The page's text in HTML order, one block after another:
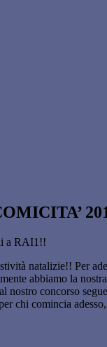
a RAI1!!
natalizie!! Per
abbiamo la
nostro concorso
chi comincia